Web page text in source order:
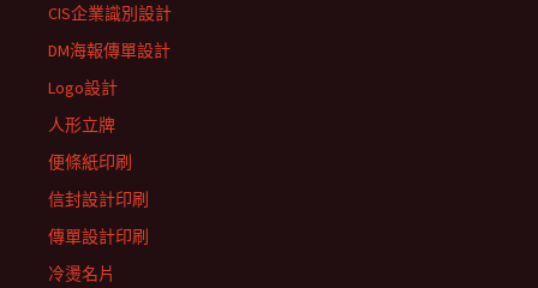
CIS企業識別設計
DM海報傳單設計
Logo設計
人形立牌
便條紙印刷
信封設計印刷
傳單設計印刷
冷燙名片